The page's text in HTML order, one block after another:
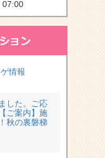
07:00
情報
した。ご応
ご案内】施
秋の裏磐梯